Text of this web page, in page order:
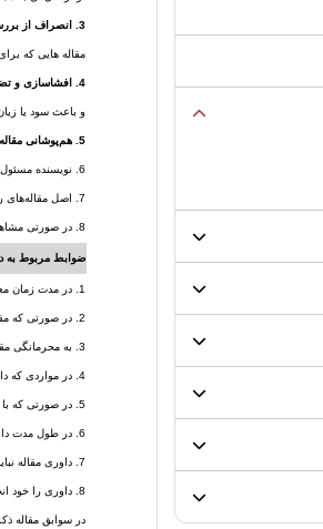
3. انصراف از بررسی مقاله:
مقاله هایی که
4. افشاسازی و تضاد منافع:
و باعث سود یا
5. هم‌پوشانی مقاله:
6. نویسنده مسئول مقاله مشخص شود.
7. اصل مقاله‌های رد شده یا انصراف داده شده پس از یک ماه از آرشیو مجله خارج خواهد شد و مجله هیچگونه مسئولیتی در قبال آن نخواهد داشت..
8. در صورتی مشاهده هرگونه خطا و بی دقتی در مقاله، نویسنده باید خطای مشاهده شده را به نشریه اطلاع داده و در جهت رفع خطا و تصحیح مقاله همکاری نماید.
ضوابط مربوط به
1. در مدت زمان معقول نتیجه داوری ارسال شود و اگر امکان داوری فراهم نباشد، بدون تأخیر به دفتر نشریه اطلاع داده شود.
2. در صورتی که مقاله ارسال شده در حوزه تخصصی داور نباشد و یا اگر فقط در مورد بخشی از مقاله می تواند اعلام نظر کند، مراتب را به دفتر نشریه اطلاع داده و حوزه تخصصی خود را اعلام نمایند.
3. به محرمانگی مقاله در داوری احترام گذاشته و در طول مدت داوری، اصل مقاله و جزئیات داوری را به صورت محرمانه نزد خود نگهدارند. مگر زمانی که مقاله­ از طرف دفتر نشریه برای انتشار پذیرش شود.
4. در مواردی که داور احساس می کند نمی‌تواند مقاله را عادلانه و بدون غرض داوری نمایند، آن را عودت دهد.
5. در صورتی که با مقاله ارسال شده برای داوری همکاری داشته باشند، آن را عودت دهد.
6. در طول مدت داوری، از اطلاعات مقاله در جهت منافع خود و یا سود و زیان شخص و یا سازمان دیگر استفاده نکند.
7. داوری مقاله نباید متأثر از ملیت، مذهب، عقاید سیاسی ، جنسیت و سایر ویژگیهای نویسنده و ملاحظات تجاری آن باشد.
8. داوری را خود
در سوابق مقاله